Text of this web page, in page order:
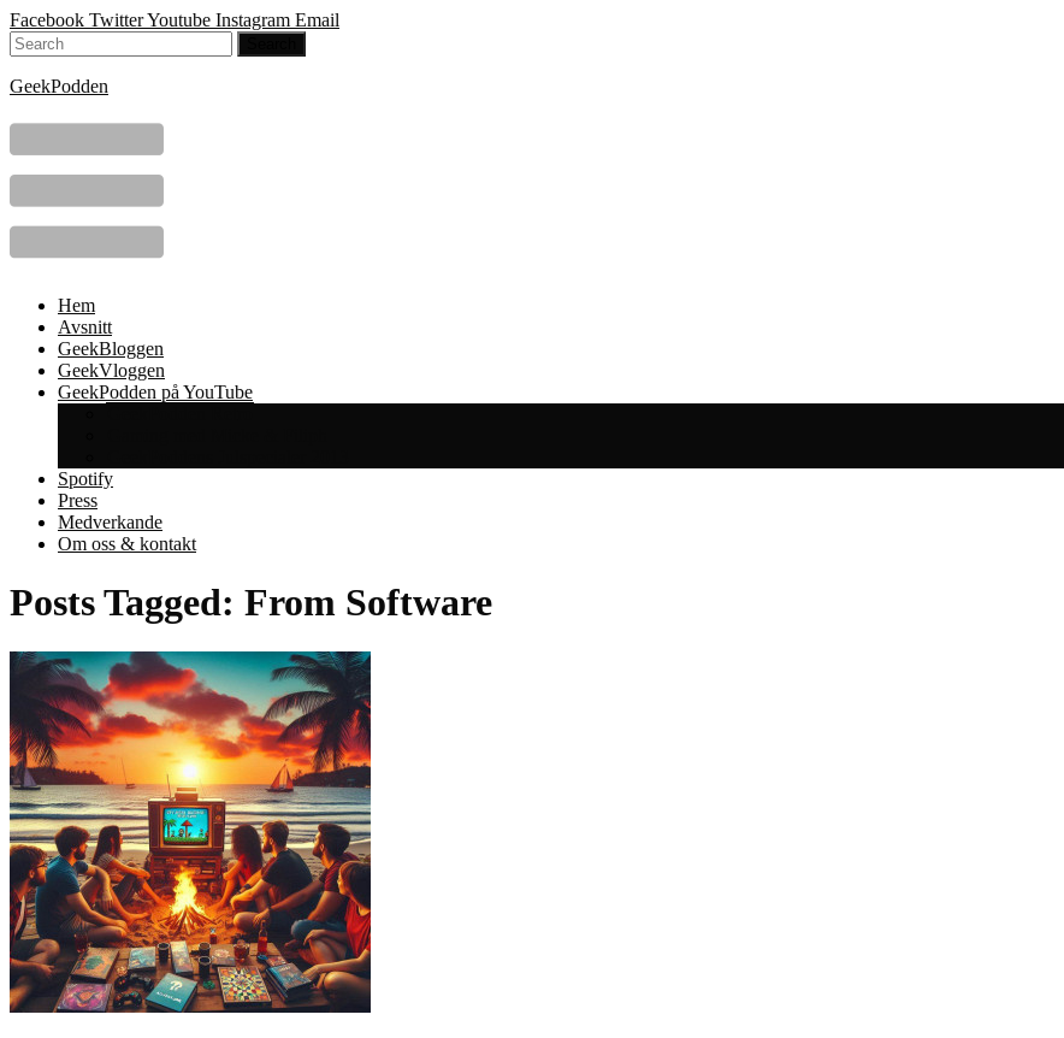
Facebook TwitterYoutube Instagram Email
GeekPodden
Hem
Avsnitt
GeekBloggen
GeekVloggen
GeekPodden på YouTube
Spotify
Press
Medverkande
Om oss & kontakt
Posts Tagged: From Software